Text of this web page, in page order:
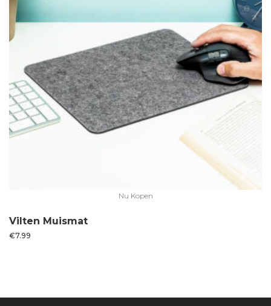
Nu Kopen
Vilten Muismat
€7.99